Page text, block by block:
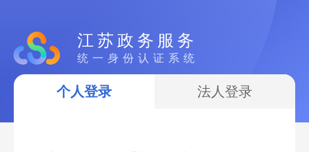
江苏政务服务
统一身份认证系统
个人登录 法人登录